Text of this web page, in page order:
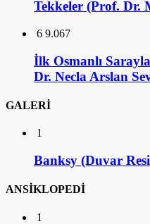
Tekkeler (Prof. Dr.
6 9.067
İlk Osmanlı
Dr. Necla Arslan
GALERİ
1
Banksy (Duvar
ANSİKLOPEDİ
1